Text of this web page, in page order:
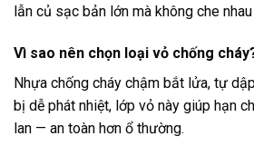
lẫn củ sạc bản lớn mà không che
Vì sao nên chọn loại vỏ chống
Nhựa chống cháy chậm bắt lửa, tự
bị dễ phát nhiệt, lớp vỏ này giúp hạn
lan — an toàn hơn ổ thường.